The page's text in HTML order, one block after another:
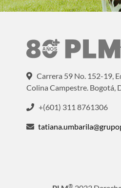
Carrera 59 No. 152-19,
Colina Campestre. Bogotá,
+(601) 311 8761306
®